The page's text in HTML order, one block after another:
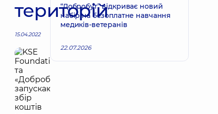
територій
15.04.2022
“Добробут” відкриває новий
набір на безоплатне навчання
медиків-ветеранів
22.07.2026